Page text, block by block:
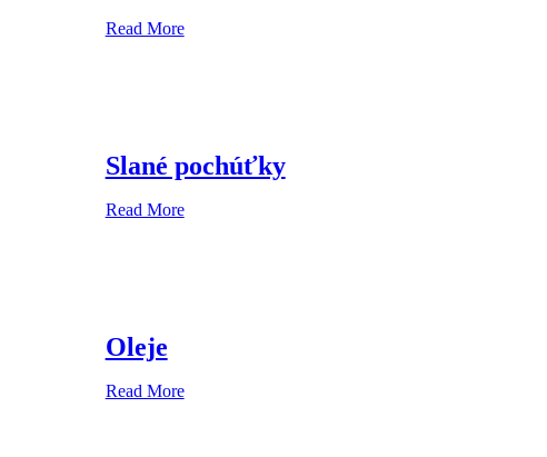
Read More
Slané pochúťky
Read More
Oleje
Read More